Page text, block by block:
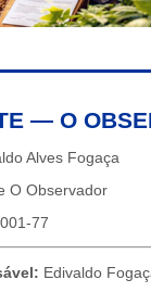
— O
Alves Fogaça
O Observador
77
Edivaldo